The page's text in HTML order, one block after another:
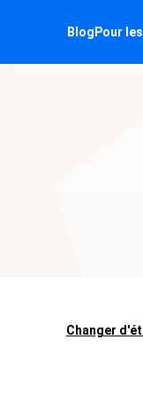
Blog Pour
Changer